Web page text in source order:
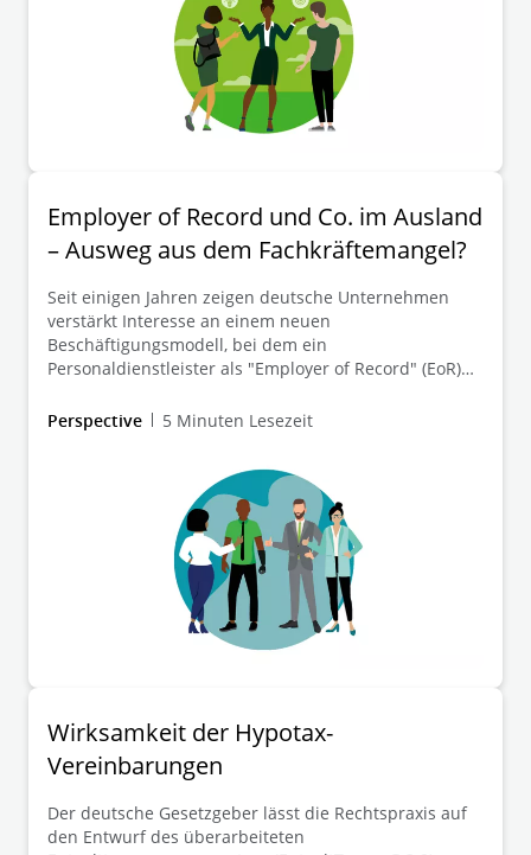
Employer of Record und Co. im Ausland
– Ausweg aus dem Fachkräftemangel?
Seit einigen Jahren zeigen deutsche Unternehmen
verstärkt Interesse an einem neuen
Beschäftigungsmodell, bei dem ein
Personaldienstleister als "Employer of Record" (EoR)
Arbeitnehmer im Ausland ein und überträgt das
Perspective 5 Minuten Lesezeit
Wirksamkeit der Hypotax-
Vereinbarungen
Der deutsche Gesetzgeber lässt die Rechtspraxis auf
den Entwurf des überarbeiteten